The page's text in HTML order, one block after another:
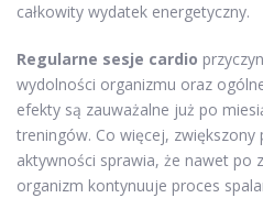
całkowity wydatek energetyczny.
Regularne sesje cardio
wydolności organizmu oraz
efekty są zauważalne już po
treningów. Co więcej,
aktywności sprawia, że nawet po
organizm kontynuuje proces